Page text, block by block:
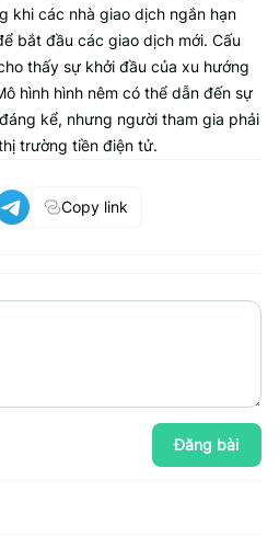
khi các nhà giao dịch ngắn hạn
bắt đầu các giao dịch mới. Cấu
thấy sự khởi đầu của xu hướng
hình hình nêm có thể dẫn đến sự
kể, nhưng người tham gia phải
trường tiền điện tử.
Copy link
Đăng bài